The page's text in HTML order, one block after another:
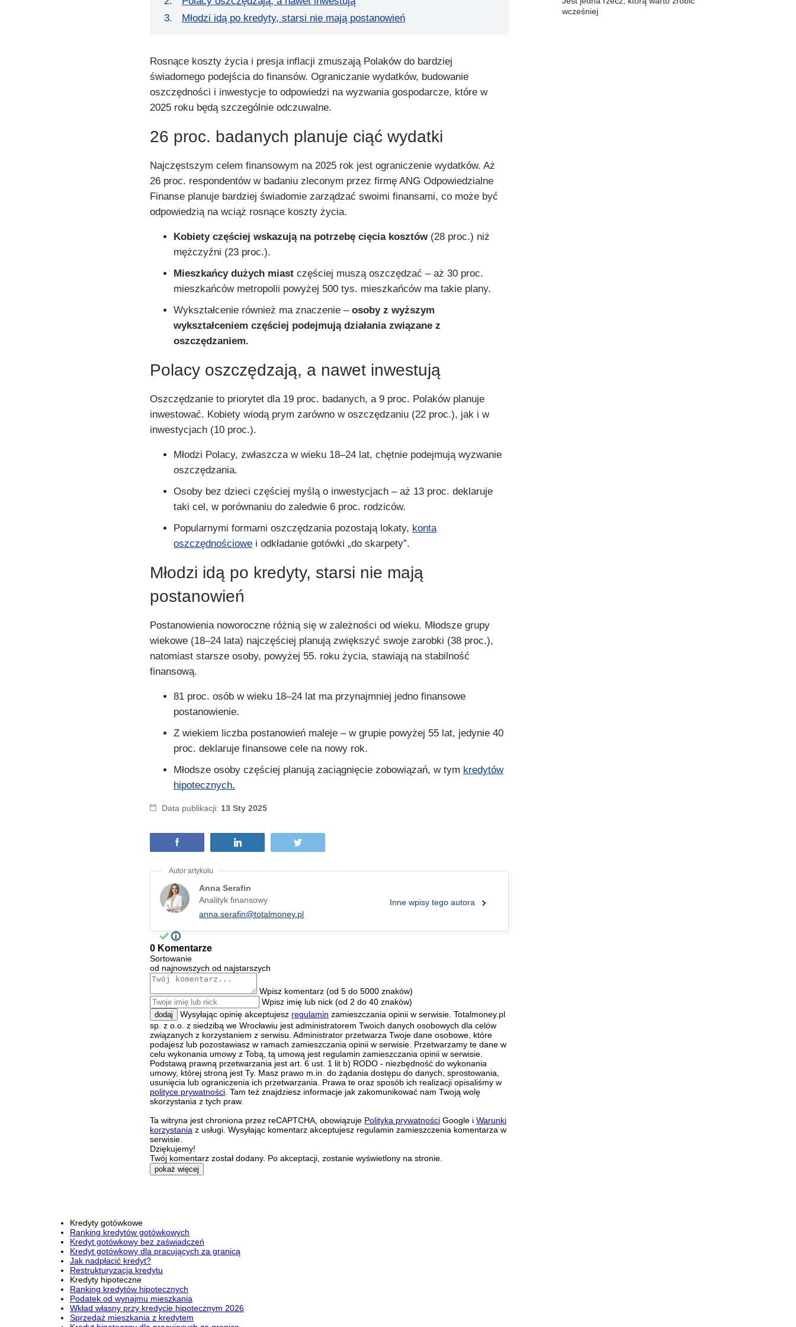
Młodzi idą po kredyty, starsi nie mają postanowień
Rosnące koszty życia i presja inflacji zmuszają Polaków do bardziej
świadomego podejścia do finansów. Ograniczanie wydatków, budowanie
oszczędności i inwestycje to odpowiedzi na wyzwania gospodarcze, które w
2025 roku będą szczególnie odczuwalne.
26 proc. badanych planuje ciąć wydatki
Najczęstszym celem finansowym na 2025 rok jest ograniczenie wydatków. Aż
26 proc. respondentów w badaniu zleconym przez firmę ANG Odpowiedzialne
Finanse planuje bardziej świadomie zarządzać swoimi finansami, co może być
odpowiedzią na wciąż rosnące koszty życia.
Kobiety częściej wskazują na potrzebę cięcia kosztów(28 proc.) niż
mężczyźni (23 proc.).
Mieszkańcy dużych miast częściej muszą oszczędzać – aż 30 proc.
mieszkańców metropolii powyżej 500 tys. mieszkańców ma takie plany.
Wykształcenie również ma znaczenie –osoby z wyższym
wykształceniem częściej podejmują działania związane z
oszczędzaniem.
Polacy oszczędzają, a nawet inwestują
Oszczędzanie to priorytet dla 19 proc. badanych, a 9 proc. Polaków planuje
inwestować. Kobiety wiodą prym zarówno w oszczędzaniu (22 proc.), jak i w
inwestycjach (10 proc.).
Młodzi Polacy, zwłaszcza w wieku 18–24 lat, chętnie podejmują wyzwanie
oszczędzania.
Osoby bez dzieci częściej myślą o inwestycjach – aż 13 proc. deklaruje
taki cel, w porównaniu do zaledwie 6 proc. rodziców.
Popularnymi formami oszczędzania pozostają lokaty, konta
oszczędnościowe i odkładanie gotówki „do skarpety”.
Młodzi idą po kredyty, starsi nie mają
postanowień
Postanowienia noworoczne różnią się w zależności od wieku. Młodsze grupy
wiekowe (18–24 lata) najczęściej planują zwiększyć swoje zarobki (38 proc.),
natomiast starsze osoby, powyżej 55. roku życia, stawiają na stabilność
finansową.
81 proc. osób w wieku 18–24 lat ma przynajmniej jedno finansowe
postanowienie.
Z wiekiem liczba postanowień maleje – w grupie powyżej 55 lat, jedynie 40
proc. deklaruje finansowe cele na nowy rok.
Młodsze osoby częściej planują zaciągnięcie zobowiązań, w tym kredytów
hipotecznych.
Data publikacji: 13 Sty 2025
Anna Serafin
Analityk finansowy
anna.serafin@totalmoney.pl
Inne wpisy tego autora
0 Komentarze
Sortowanie
od najnowszych od najstarszych
Wpisz komentarz (od 5 do 5000 znaków)
Wpisz imię lub nick (od 2 do 40 znaków)
dodaj Wysyłając opinię akceptujesz regulamin zamieszczania opinii w serwisie. Totalmoney.pl
sp. z o.o. z siedzibą we Wrocławiu jest administratorem Twoich danych osobowych dla celów
związanych z korzystaniem z serwisu. Administrator przetwarza Twoje dane osobowe, które
podajesz lub pozostawiasz w ramach zamieszczania opinii w serwisie. Przetwarzamy te dane w
celu wykonania umowy z Tobą, tą umową jest regulamin zamieszczania opinii w serwisie.
Podstawą prawną przetwarzania jest art. 6 ust. 1 lit b) RODO - niezbędność do wykonania
umowy, której stroną jest Ty. Masz prawo m.in. do żądania dostępu do danych, sprostowania,
usunięcia lub ograniczenia ich przetwarzania. Prawa te oraz sposób ich realizacji opisaliśmy w
polityce prywatności . Tam też znajdziesz informacje jak zakomunikować nam Twoją wolę
skorzystania z tych praw.
Ta witryna jest chroniona przez reCAPTCHA, obowiązuje Polityka prywatności Google iWarunki
korzystania z usługi. Wysyłając komentarz akceptujesz regulamin zamieszczenia komentarza w
serwisie.
Dziękujemy!
Twój komentarz został dodany. Po akceptacji, zostanie wyświetlony na stronie.
pokaż więcej
wcześniej
Kredyty gotówkowe
Ranking kredytów gotówkowych
Kredyt gotówkowy bez zaświadczeń
Kredyt gotówkowy dla pracujących za granicą
Jak nadpłacić kredyt?
Restrukturyzacja kredytu
Kredyty hipoteczne
Ranking kredytów hipotecznych
Podatek od wynajmu mieszkania
Wkład własny przy kredycie hipotecznym 2026
Sprzedaż mieszkania z kredytem